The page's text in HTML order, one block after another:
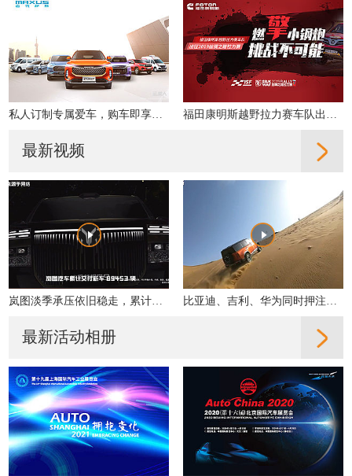
私人订制专属爱车，购车即享多重好礼！ 福田康明斯越野拉力赛车队出征2019丝绸之路拉力赛
最新视频
岚图淡季承压依旧稳走，累计交付同比增31% 比亚迪、吉利、华为同时押注，轻越野是真机会还是伪风口？
最新活动相册